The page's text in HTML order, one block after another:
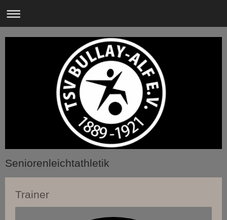
Seniorenleichtathletik
Trainer